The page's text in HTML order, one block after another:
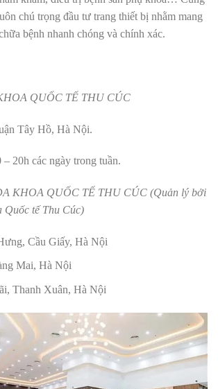
chú trọng đầu tư trang thiết bị nhằm mang
bệnh nhanh chóng và chính xác.
QUỐC TẾ THU CÚC
Tây Hồ, Hà Nội.
20h các ngày trong tuần.
KHOA QUỐC TẾ THU CÚC (Quản lý bởi
Quốc tế Thu Cúc)
Cầu Giấy, Hà Nội
Mai, Hà Nội
Thanh Xuân, Hà Nội